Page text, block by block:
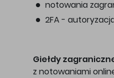
notowania
2FA -
Giełdy
z notowaniami